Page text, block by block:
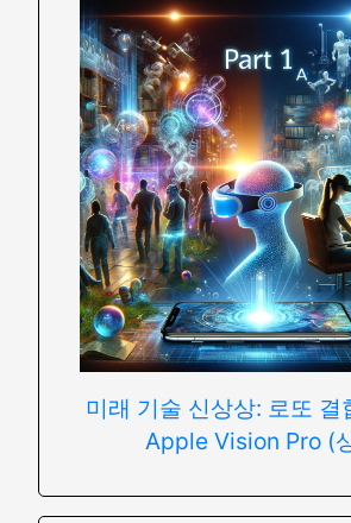
미래 기술 신상상: 로또 결
Apple Vision Pro (